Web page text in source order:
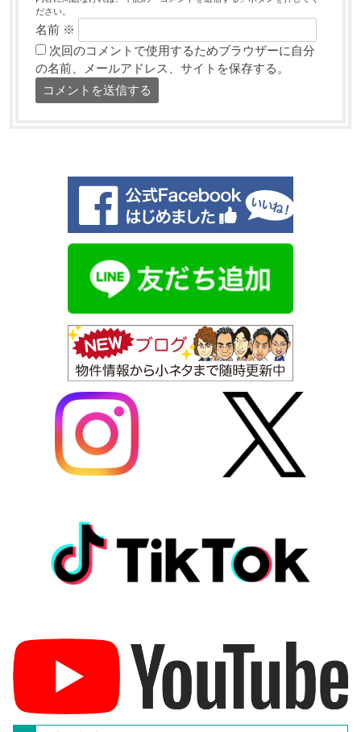
ださい。
名前 ※
次回のコメントで使用するためブラウザーに自分
の名前、メールアドレス、サイトを保存する。